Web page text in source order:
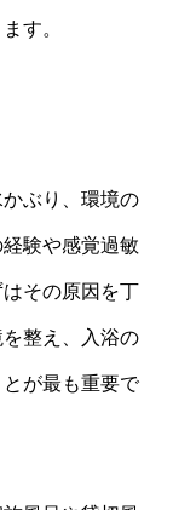
す。
ぶり、環境の
験や感覚過敏
その原因を丁
整え、入浴の
が最も重要で